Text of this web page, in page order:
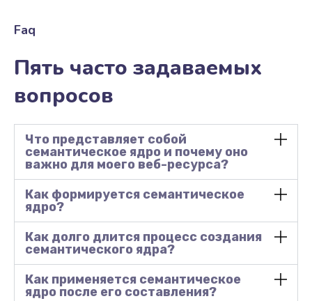
Faq
Пять часто задаваемых
вопросов
Что представляет собой
семантическое ядро и почему оно
важно для моего веб-ресурса?
Как формируется семантическое
ядро?
Как долго длится процесс создания
семантического ядра?
Как применяется семантическое
ядро после его составления?